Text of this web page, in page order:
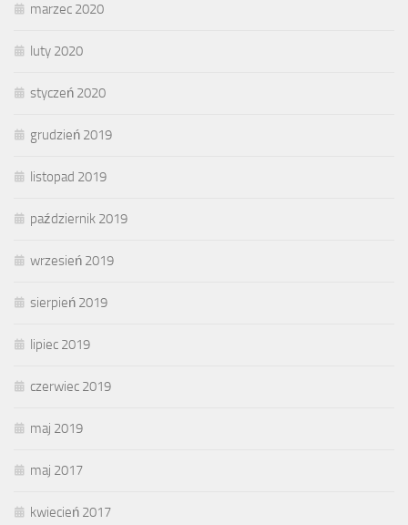
marzec 2020
luty 2020
styczeń 2020
grudzień 2019
listopad 2019
październik 2019
wrzesień 2019
sierpień 2019
lipiec 2019
czerwiec 2019
maj 2019
maj 2017
kwiecień 2017